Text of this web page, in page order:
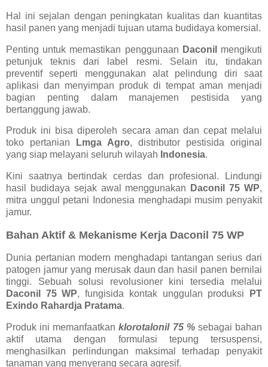
Hal ini sejalan dengan peningkatan kualitas dan kuantitas
hasil panen yang menjadi tujuan utama budidaya komersial.
Penting untuk memastikan penggunaan Daconil
mengikuti
petunjuk teknis dari label resmi. Selain itu, tindakan
preventif seperti menggunakan alat pelindung diri saat
aplikasi dan menyimpan produk di tempat aman menjadi
bagian penting dalam manajemen pestisida yang
bertanggung jawab.
Produk ini bisa diperoleh secara aman dan cepat melalui
toko pertanian
Lmga Agro, distributor pestisida original
yang siap melayani seluruh wilayah Indonesia.
Kini saatnya bertindak cerdas dan profesional. Lindungi
hasil budidaya sejak awal menggunakan
Daconil 75 WP,
mitra unggul petani Indonesia menghadapi musim penyakit
jamur.
Bahan Aktif & Mekanisme Kerja Daconil 75 WP
Dunia pertanian modern menghadapi tantangan serius dari
patogen jamur yang merusak daun dan hasil panen bernilai
tinggi. Sebuah solusi revolusioner kini tersedia melalui
Daconil 75 WP, fungisida kontak unggulan produksi
PT
Exindo Rahardja Pratama.
Produk ini memanfaatkanklorotalonil 75 %sebagai bahan
aktif utama dengan formulasi tepung tersuspensi,
menghasilkan perlindungan maksimal terhadap penyakit
tanaman yang menyerang secara agresif.